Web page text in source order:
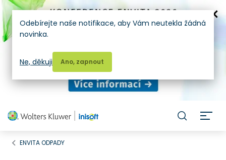
ENVITA ODPADY
Odebírejte naše notifikace, aby Vám neutekla žádná
novinka.
Ano, zapnout
Ne, děkuji